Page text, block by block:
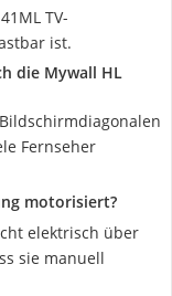
TV-
ist.
die Mywall HL
Fernseher
motorisiert?
elektrisch über
sie manuell